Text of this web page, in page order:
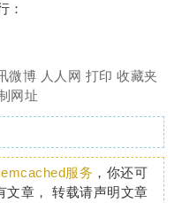
：
微博 人人网 打印 收藏夹
网址
服务 ，你还可
文章， 转载请声明文章